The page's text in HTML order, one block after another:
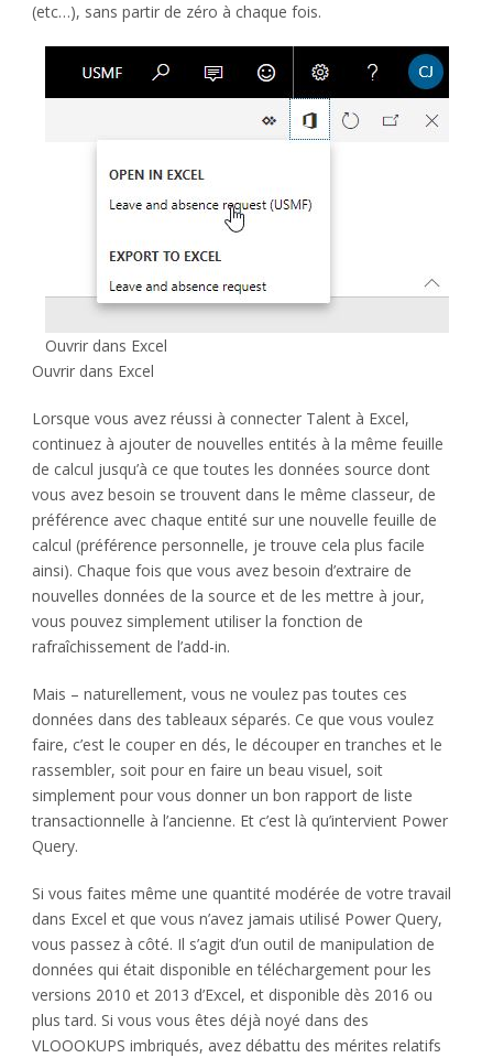
(etc…), sans partir de zéro à chaque fois.
Ouvrir dans Excel
Ouvrir dans Excel
Lorsque vous avez réussi à connecter Talent à Excel,
continuez à ajouter de nouvelles entités à la même feuille
de calcul jusqu’à ce que toutes les données source dont
vous avez besoin se trouvent dans le même classeur, de
préférence avec chaque entité sur une nouvelle feuille de
calcul (préférence personnelle, je trouve cela plus facile
ainsi). Chaque fois que vous avez besoin d’extraire de
nouvelles données de la source et de les mettre à jour,
vous pouvez simplement utiliser la fonction de
rafraîchissement de l’add-in.
Mais – naturellement, vous ne voulez pas toutes ces
données dans des tableaux séparés. Ce que vous voulez
faire, c’est le couper en dés, le découper en tranches et le
rassembler, soit pour en faire un beau visuel, soit
simplement pour vous donner un bon rapport de liste
transactionnelle à l’ancienne. Et c’est là qu’intervient Power
Query.
Si vous faites même une quantité modérée de votre travail
dans Excel et que vous n’avez jamais utilisé Power Query,
vous passez à côté. Il s’agit d’un outil de manipulation de
données qui était disponible en téléchargement pour les
versions 2010 et 2013 d’Excel, et disponible dès 2016 ou
plus tard. Si vous vous êtes déjà noyé dans des
VLOOOKUPS imbriqués, avez débattu des mérites relatifs